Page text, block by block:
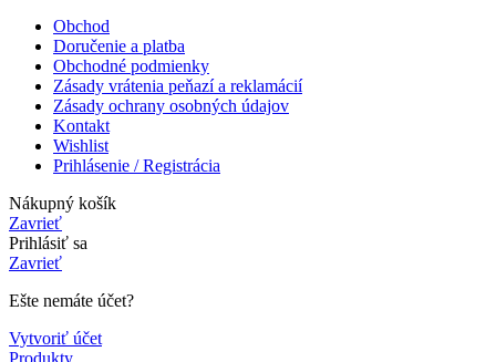
Obchod
Doručenie a platba
Obchodné podmienky
Zásady vrátenia peňazí a reklamácií
Zásady ochrany osobných údajov
Kontakt
Wishlist
Prihlásenie / Registrácia
Nákupný košík
Zavrieť
Prihlásiť sa
Zavrieť
Ešte nemáte účet?
Vytvoriť účet